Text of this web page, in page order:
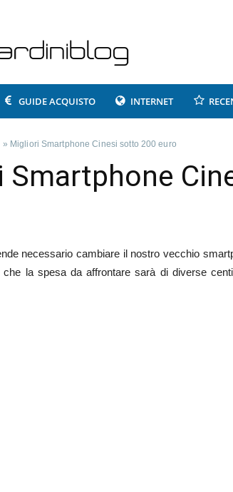
GUIDE ACQUISTO INTERNET
» Migliori Smartphone Cinesi sotto 200 euro
Smartphone
necessario cambiare il nostro vecchio
che la spesa da affrontare sarà di diverse